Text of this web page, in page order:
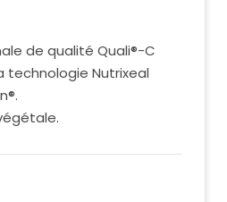
de qualité Quali®-C
technologie Nutrixeal